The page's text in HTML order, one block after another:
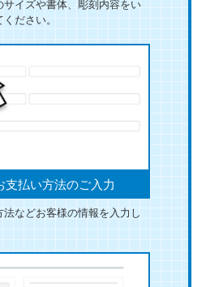
イズや書体、彫刻内容をい
ださい。
支払い方法のご入力
などお客様の情報を入力し